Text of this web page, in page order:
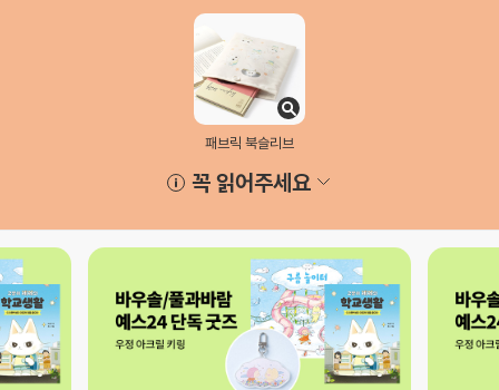
패브릭 북슬리브
꼭 읽어주세요